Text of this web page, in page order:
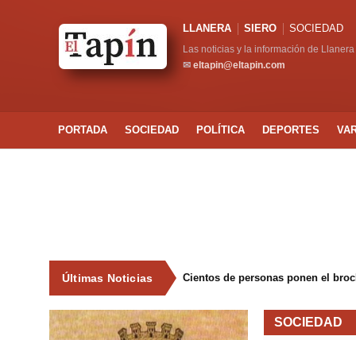
LLANERA SIERO SOCIEDAD
Las noticias y la información de Llanera
✉ eltapin@eltapin.com
PORTADA SOCIEDAD POLÍTICA DEPORTES
Últimas Noticias Cientos de personas ponen el
SOCIEDAD